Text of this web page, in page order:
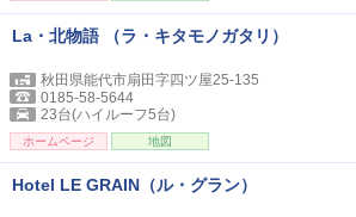
La・北物語 （ラ・キタモノガタリ）
秋田県能代市扇田字四ツ屋25-135
0185-58-5644
23台(ハイルーフ5台)
ホームページ 地図
Hotel LE GRAIN（ル・グラン）